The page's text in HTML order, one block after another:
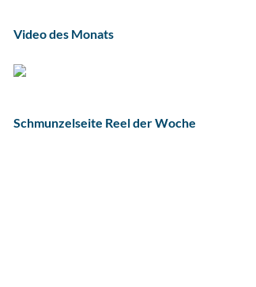
Video des Monats
Schmunzelseite Reel der Woche